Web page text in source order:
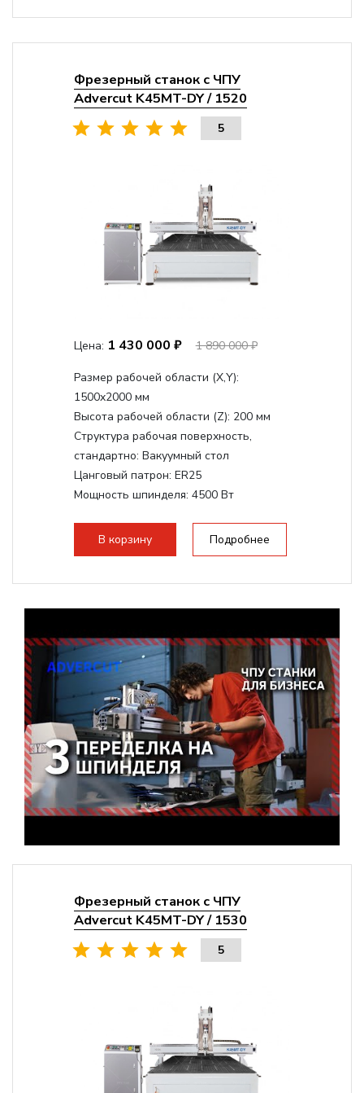
Фрезерный станок с ЧПУ
Advercut K45MT-DY / 1520
5
Цена: 1 430 000 ₽ 1 890 000 ₽
Размер рабочей области (Х,Y):
1500x2000 мм
Высота рабочей области (Z): 200 мм
Структура рабочая поверхность,
стандартно: Вакуумный стол
Цанговый патрон: ER25
Мощность шпинделя: 4500 Вт
Мощность инвертора:
10500 Вт
В корзину Подробнее
Фрезерный станок с ЧПУ
Advercut K45MT-DY / 1530
5